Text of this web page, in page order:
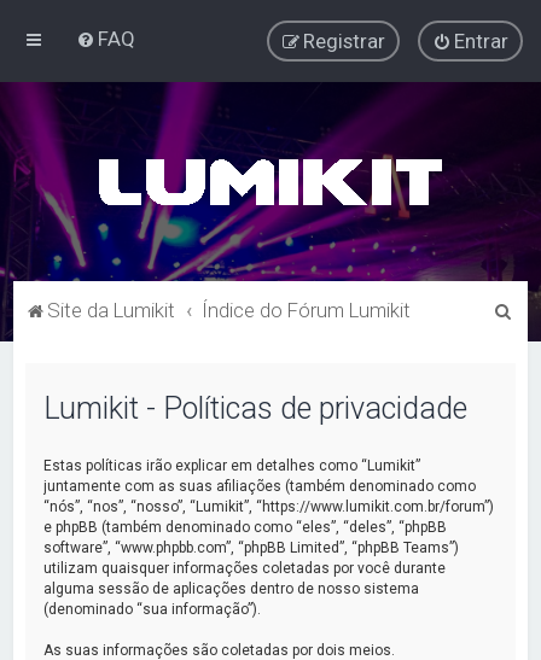
FAQ Entrar
Registrar
Site da Lumikit Índice do Fórum Lumikit
Lumikit - Políticas de privacidade
Estas políticas irão explicar em detalhes como “Lumikit”
juntamente com as suas afiliações (também denominado como
“nós”, “nos”, “nosso”, “Lumikit”, “https://www.lumikit.com.br/forum”)
e phpBB (também denominado como “eles”, “deles”, “phpBB
software”, “www.phpbb.com”, “phpBB Limited”, “phpBB Teams”)
utilizam quaisquer informações coletadas por você durante
alguma sessão de aplicações dentro de nosso sistema
(denominado “sua informação”).
As suas informações são coletadas por dois meios.